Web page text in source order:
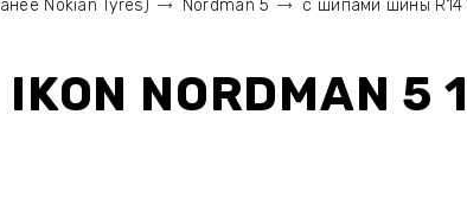
Nokian Tyres) Nordman 5 с шипами шины R14
IKON NORDMAN